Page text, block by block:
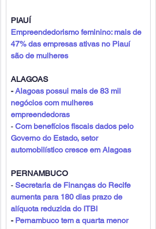
PIAUÍ
Empreendedorismo feminino: mais de
47% das empresas ativas no Piauí
são de mulheres
ALAGOAS
- Alagoas possui mais de 83 mil
negócios com mulheres
empreendedoras
- Com benefícios fiscais dados pelo
Governo do Estado, setor
automobilístico cresce em Alagoas
PERNAMBUCO
- Secretaria de Finanças do Recife
aumenta para 180 dias prazo de
alíquota reduzida do ITBI
- Pernambuco tem a quarta menor